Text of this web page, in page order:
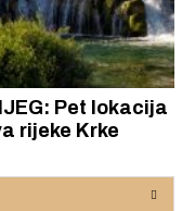
Pet lokacija
rijeke Krke